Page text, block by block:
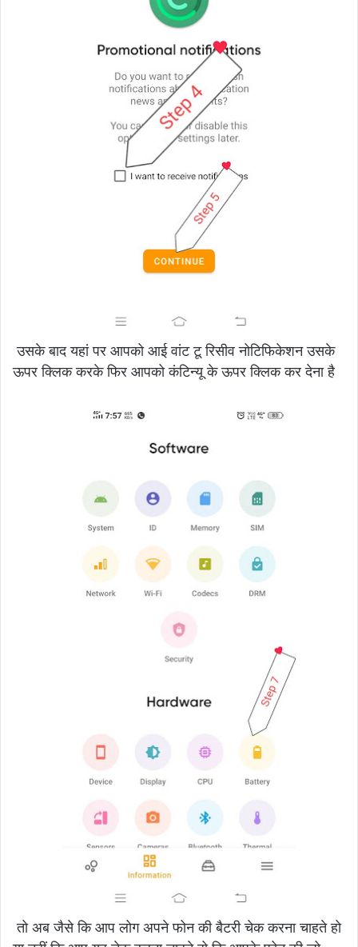
उसके बाद यहां पर आपको आई वांट टू रिसीव नोटिफिकेशन उसके
ऊपर क्लिक करके फिर आपको कंटिन्यू के ऊपर क्लिक कर देना है
तो अब जैसे कि आप लोग अपने फोन की बैटरी चेक करना चाहते हो